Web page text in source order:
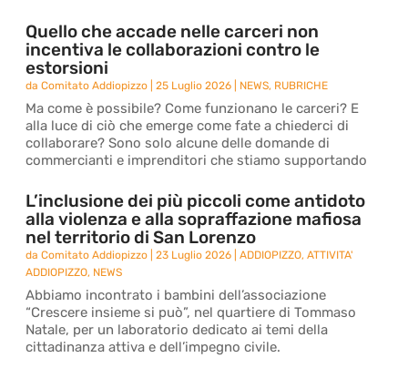
Quello che accade nelle carceri non
incentiva le collaborazioni contro le
estorsioni
daComitato Addiopizzo |25 Luglio 2026 NEWS, RUBRICHE
Ma come è possibile? Come funzionano le carceri? E
alla luce di ciò che emerge come fate a chiederci di
collaborare? Sono solo alcune delle domande di
commercianti e imprenditori che stiamo supportando
L’inclusione dei più piccoli come antidoto
alla violenza e alla sopraffazione mafiosa
nel territorio di San Lorenzo
daComitato Addiopizzo |23 Luglio 2026 |ADDIOPIZZO,ATTIVITA'
ADDIOPIZZO, NEWS
Abbiamo incontrato i bambini dell’associazione
“Crescere insieme si può”, nel quartiere di Tommaso
Natale, per un laboratorio dedicato ai temi della
cittadinanza attiva e dell’impegno civile.